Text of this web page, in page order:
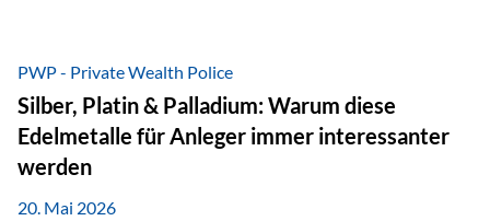
monetäre Rolle zurück Gold erlebt derzeit eine
bemerkenswerte Renaissance als monetärer Wertspeicher.
Treiber sind Rekordkäufe der Zentralbanken, geopolitische
Spannungen und ein schleichender Vertrauensverlust in
ungedeckte Papierwährungen. Wie groß dieser
Vertrauensverlust ausfällt, zeigt ein nüchterner
PWP - Private Wealth Police
Silber, Platin & Palladium: Warum diese
Edelmetalle für Anleger immer interessanter
werden
20. Mai 2026